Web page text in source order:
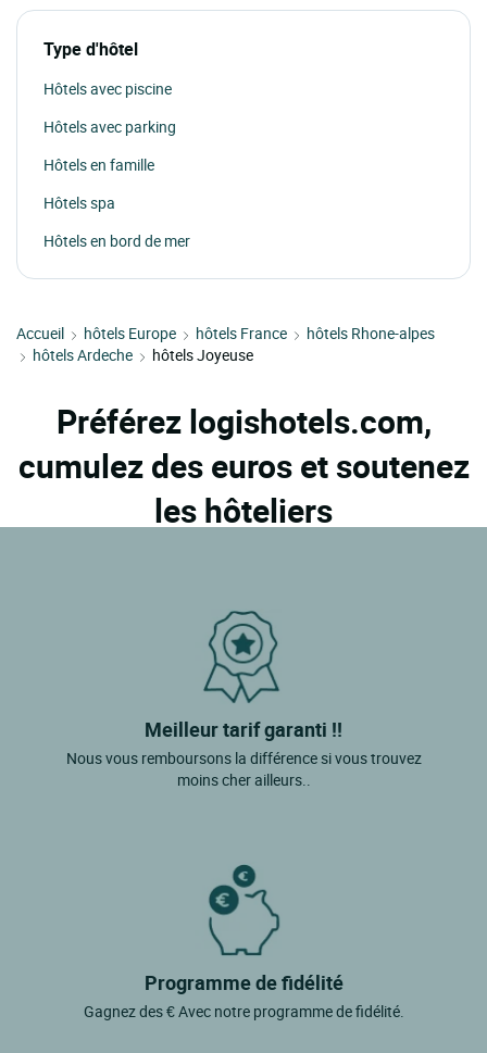
Type d'hôtel
Hôtels avec piscine
Hôtels avec parking
Hôtels en famille
Hôtels spa
Hôtels en bord de mer
Accueil hôtels Europe hôtels France
hôtels Rhone-alpes
hôtels Ardeche
hôtels Joyeuse
Préférez logishotels.com,
cumulez des euros et soutenez
les hôteliers
Meilleur tarif garanti !!
Nous vous remboursons la différence si vous trouvez
moins cher ailleurs..
Programme de fidélité
Gagnez des € Avec notre programme de fidélité.